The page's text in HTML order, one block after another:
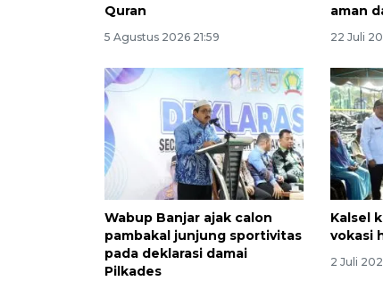
Quran
5 Agustus 2026 21:59
aman
22 Juli
Wabup Banjar ajak calon
pambakal junjung sportivitas
pada deklarasi damai
Pilkades
Kalsel
vokasi
2 Juli